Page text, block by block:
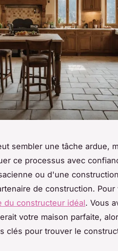
sembler une tâche ardue,
ce processus avec
ou d'une
de construction. Pour
du constructeur idéal. Vous
votre maison parfaite,
clés pour trouver le